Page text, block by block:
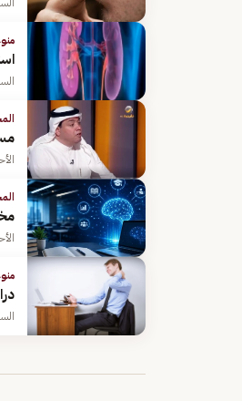
السبت 4
السبت 4
الأحد 5
الأحد 5
السبت 4